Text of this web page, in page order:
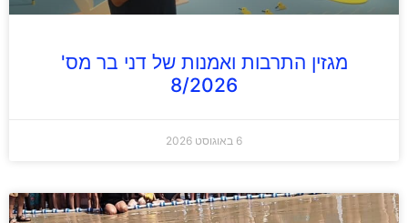
מגזין התרבות ואמנות של דני בר מס'
8/2026
6 באוגוסט 2026